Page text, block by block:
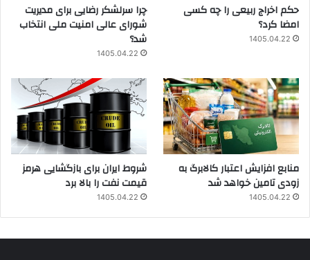
حکم اخراج ربیعی را چه کسی
امضا کرد؟
1405.04.22
چرا سرلشکر رضایی برای مدیریت
شورای عالی امنیت ملی انتخاب
شد؟
1405.04.22
منابع افزایش اعتبار کالابرگ به
زودی تامین خواهد شد
1405.04.22
شروط ایران برای بازگشایی هرمز
قیمت نفت را بالا برد
1405.04.22